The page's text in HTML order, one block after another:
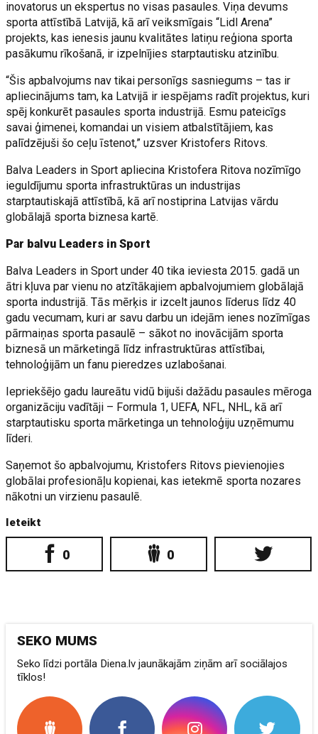
inovatorus un ekspertus no visas pasaules. Viņa devums
sporta attīstībā Latvijā, kā arī veiksmīgais “Lidl Arena”
projekts, kas ienesis jaunu kvalitātes latiņu reģiona sporta
pasākumu rīkošanā, ir izpelnījies starptautisku atzinību.
“Šis apbalvojums nav tikai personīgs sasniegums – tas ir
apliecinājums tam, ka Latvijā ir iespējams radīt projektus, kuri
spēj konkurēt pasaules sporta industrijā. Esmu pateicīgs
savai ģimenei, komandai un visiem atbalstītājiem, kas
palīdzējuši šo ceļu īstenot,” uzsver Kristofers Ritovs.
Balva Leaders in Sport apliecina Kristofera Ritova nozīmīgo
ieguldījumu sporta infrastruktūras un industrijas
starptautiskajā attīstībā, kā arī nostiprina Latvijas vārdu
globālajā sporta biznesa kartē.
Par balvu Leaders in Sport
Balva Leaders in Sport under 40 tika ieviesta 2015. gadā un
ātri kļuva par vienu no atzītākajiem apbalvojumiem globālajā
sporta industrijā. Tās mērķis ir izcelt jaunos līderus līdz 40
gadu vecumam, kuri ar savu darbu un idejām ienes nozīmīgas
pārmaiņas sporta pasaulē – sākot no inovācijām sporta
biznesā un mārketingā līdz infrastruktūras attīstībai,
tehnoloģijām un fanu pieredzes uzlabošanai.
Iepriekšējo gadu laureātu vidū bijuši dažādu pasaules mēroga
organizāciju vadītāji – Formula 1, UEFA, NFL, NHL, kā arī
starptautisku sporta mārketinga un tehnoloģiju uzņēmumu
līderi.
Saņemot šo apbalvojumu, Kristofers Ritovs pievienojies
globālai profesionāļu kopienai, kas ietekmē sporta nozares
nākotni un virzienu pasaulē.
Ieteikt
0 0
SEKO MUMS
Seko līdzi portāla Diena.lv jaunākajām ziņām arī sociālajos
tīklos!